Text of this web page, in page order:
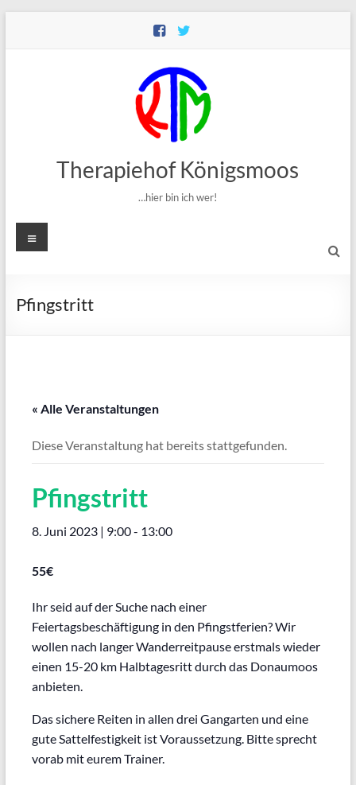
Therapiehof Königsmoos
…hier bin ich wer!
Menü
Pfingstritt
« Alle Veranstaltungen
Diese Veranstaltung hat bereits stattgefunden.
Pfingstritt
8. Juni 2023 | 9:00- 13:00
55€
Ihr seid auf der Suche nach einer
Feiertagsbeschäftigung in den Pfingstferien? Wir
wollen nach langer Wanderreitpause erstmals wieder
einen 15-20 km Halbtagesritt durch das Donaumoos
anbieten.
Das sichere Reiten in allen drei Gangarten und eine
gute Sattelfestigkeit ist Voraussetzung. Bitte sprecht
vorab mit eurem Trainer.